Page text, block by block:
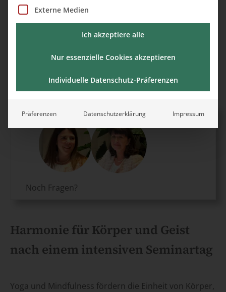
Tagung oder Zimmer gebucht?
Unsere Team-Events sind nur in Verbindung
mit einer Tagung oder Übernachtung buchbar.
Noch Fragen?
Harmonie für Körper und Geist
nach einem intensiven Seminartag
Yoga und Mindfulness fördern die Einheit von Körper,
Externe Medien
Ich akzeptiere alle
Nur essenzielle Cookies akzeptieren
Individuelle Datenschutz-Präferenzen
Präferenzen Datenschutzerklärung Impressum